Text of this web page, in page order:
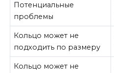
Потенциальные
проблемы
Кольцо может не
подходить по размеру
Кольцо может не